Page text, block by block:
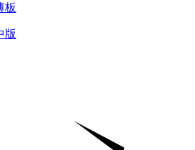
板
版